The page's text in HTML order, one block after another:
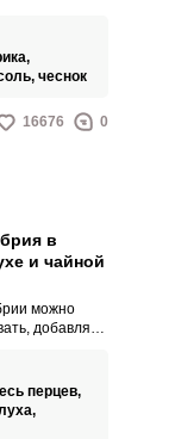
и
в
чеснок
16676 0
в
и чайной
можно
добавляя
получается,
с чайной
перцев,